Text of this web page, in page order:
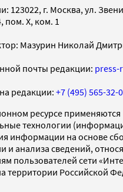
123022, г. Москва, ул.
пом. X, ком. 1
Мазурин Николай
почты редакции: press-
редакции: +7 (495) 565-32-
ресурсе применяются
технологии
информации на основе
и анализа сведений,
пользователей сети
территории Российской